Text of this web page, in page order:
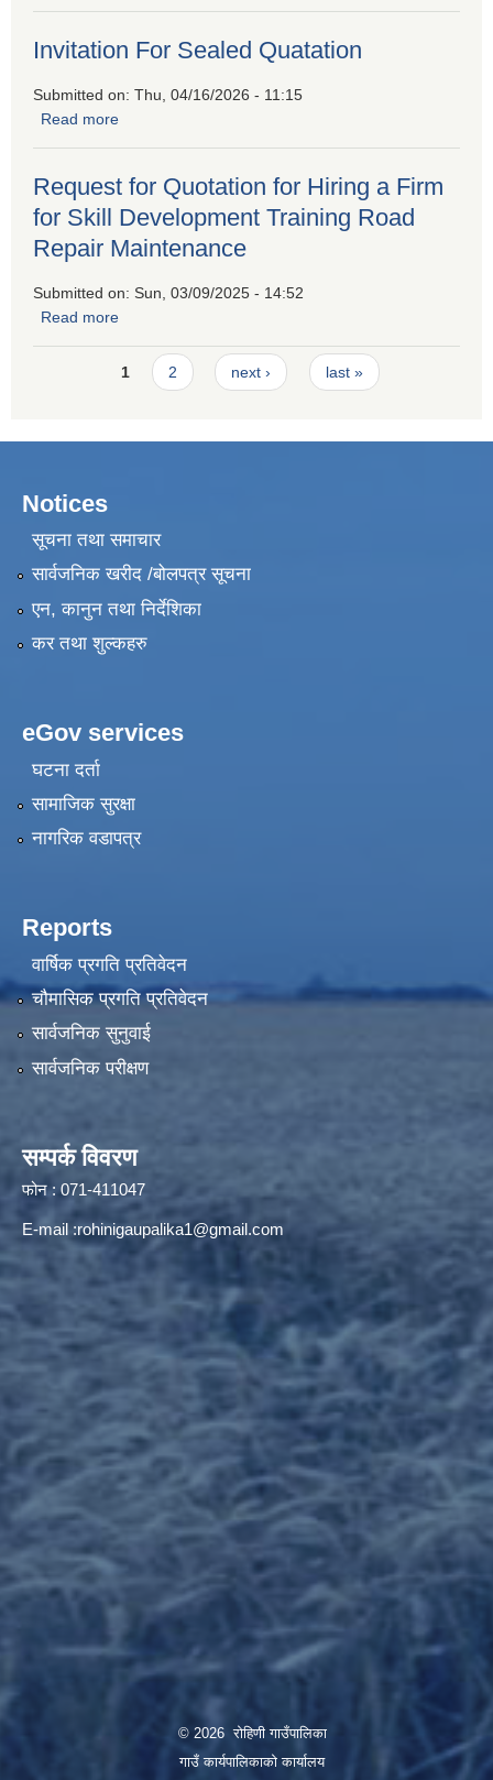
Invitation For Sealed Quatation
Submitted on: Thu, 04/16/2026 - 11:15
Read more
Request for Quotation for Hiring a Firm
for Skill Development Training Road
Repair Maintenance
Submitted on: Sun, 03/09/2025 - 14:52
Read more
Pages1 2 next › last »
Notices
सूचना तथा समाचार
सार्वजनिक खरीद /बोलपत्र सूचना
एन, कानुन तथा निर्देशिका
कर तथा शुल्कहरु
eGov services
घटना दर्ता
सामाजिक सुरक्षा
नागरिक वडापत्र
Reports
वार्षिक प्रगति प्रतिवेदन
चौमासिक प्रगति प्रतिवेदन
सार्वजनिक सुनुवाई
सार्वजनिक परीक्षण
सम्पर्क विवरण
फोन : 071-411047
E-mail :rohinigaupalika1@gmail.com
© 2026 रोहिणी गाउँपालिका
गाउँ कार्यपालिकाको कार्यालय